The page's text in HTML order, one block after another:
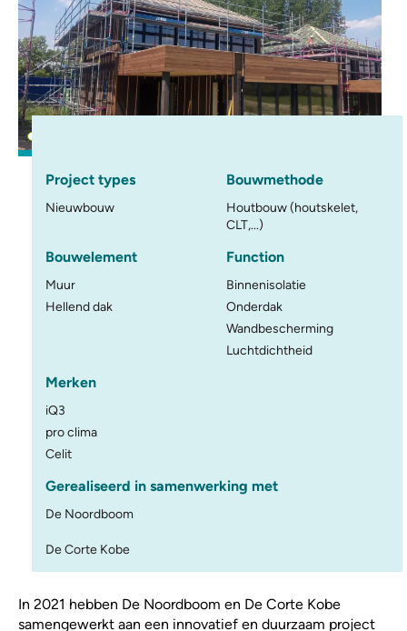
Project types
Nieuwbouw
Bouwmethode
Houtbouw (houtskelet,
CLT,...)
Bouwelement
Muur
Hellend dak
Function
Binnenisolatie
Onderdak
Wandbescherming
Luchtdichtheid
Merken
iQ3
pro clima
Celit
Gerealiseerd in samenwerking met
De Noordboom
De Corte Kobe
In 2021 hebben De Noordboom en De Corte Kobe
samengewerkt aan een innovatief en duurzaam project